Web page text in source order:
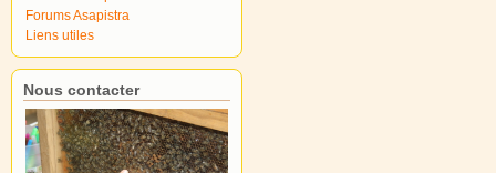
Forums Asapistra
Liens utiles
Nous contacter